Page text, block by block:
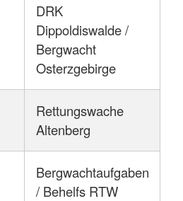
DRK
Dippoldiswalde /
Bergwacht
Osterzgebirge
Rettungswache
Altenberg
Bergwachtaufgaben
/ Behelfs RTW